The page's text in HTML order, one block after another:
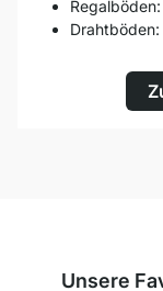
Unsere